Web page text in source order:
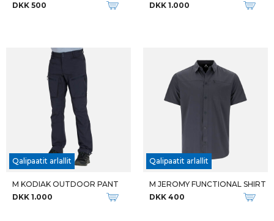
DKK 500
DKK 1.000
Qalipaatit arlallit
M KODIAK OUTDOOR PANT
DKK 1.000
Qalipaatit arlallit
M JEROMY FUNCTIONAL SHIRT
DKK 400